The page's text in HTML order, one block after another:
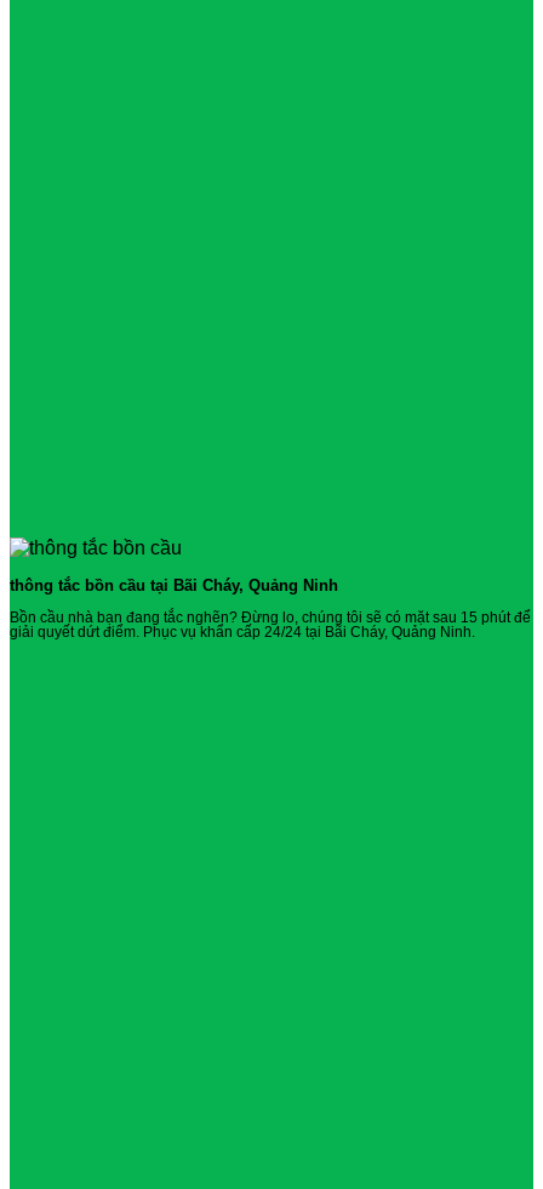
thông tắc bồn cầu tại Bãi Cháy, Quảng Ninh
Bồn cầu nhà bạn đang tắc nghẽn? Đừng lo, chúng tôi sẽ có mặt sau 15 phút để
giải quyết dứt điểm. Phục vụ khẩn cấp 24/24 tại Bãi Cháy, Quảng Ninh.